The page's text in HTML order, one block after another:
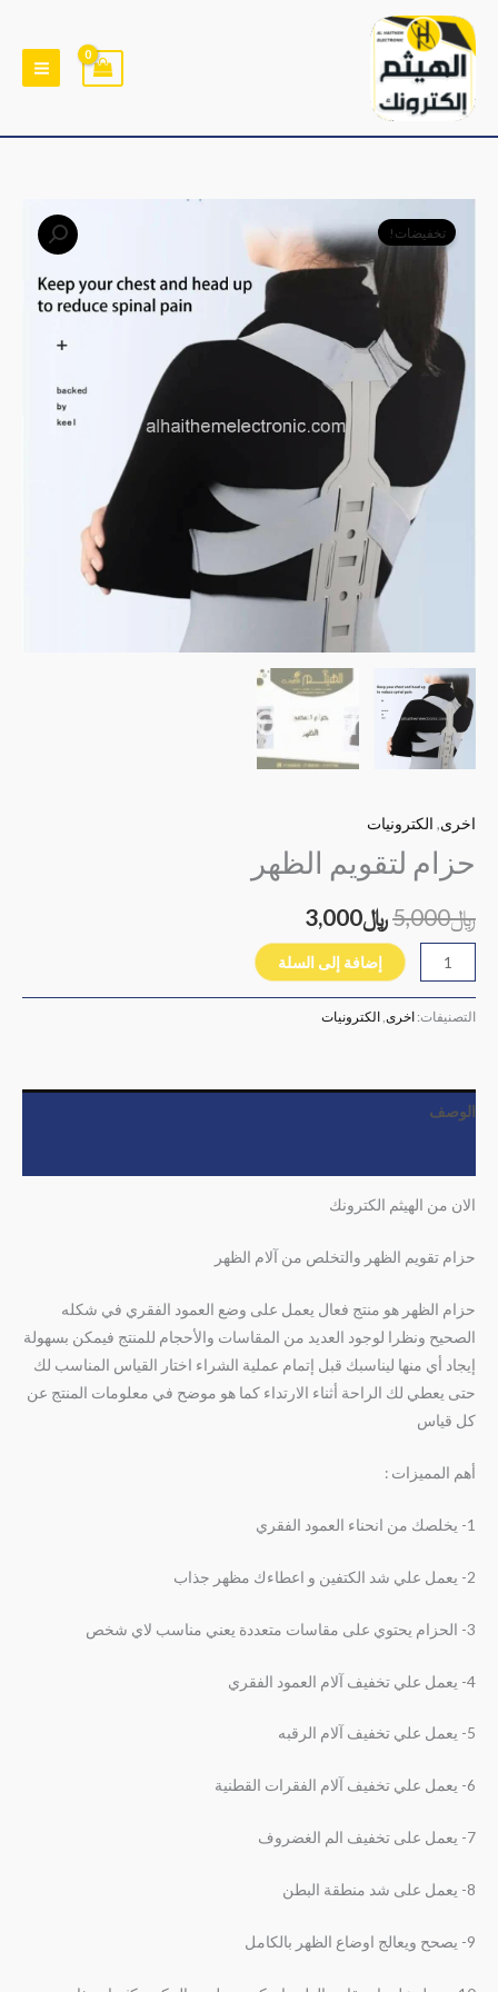
تخطي
المحتوى
تخفيضات!
اخرى, الكترونيات
حزام لتقويم الظهر
﷼5,000
السعر
الأصلي
هو:
﷼5,000.
﷼3,000
الحالي
حزام
الظهر
إضافة إلى السلة
التصنيفات: اخرى الكترونيات
الوصف
الان من الهيثم الكترونك
حزام تقويم الظهر والتخلص من آلام الظهر
حزام الظهر هو منتج فعال يعمل على وضع العمود الفقري في شكله
الصحيح ونظرا لوجود العديد من المقاسات والأحجام للمنتج فيمكن بسهولة
إيجاد أي منها ليناسبك قبل إتمام عملية الشراء اختار القياس المناسب لك
حتى يعطي لك الراحة أثناء الارتداء كما هو موضح في معلومات المنتج عن
كل قياس
أهم المميزات :
1- يخلصك من انحناء العمود الفقري
2- يعمل علي شد الكتفين و اعطاءك مظهر جذاب
3- الحزام يحتوي على مقاسات متعددة يعني مناسب لاي شخص
4- يعمل علي تخفيف آلام العمود الفقري
5- يعمل علي تخفيف آلام الرقبه
6- يعمل علي تخفيف آلام الفقرات القطنية
7- يعمل على تخفيف الم الغضروف
8- يعمل على شد منطقة البطن
9- يصحح ويعالج اوضاع الظهر بالكامل